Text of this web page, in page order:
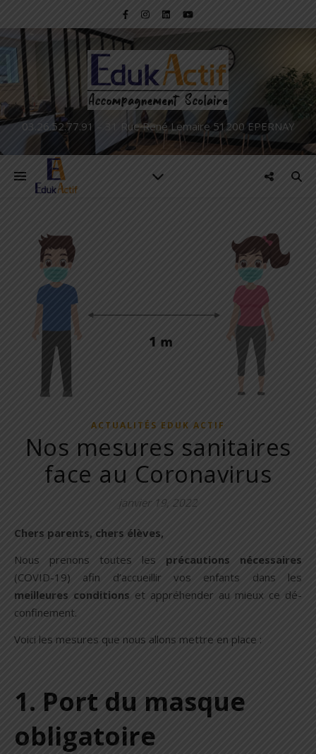
03.26.52.77.91 – 31 Rue René Lemaire 51200 EPERNAY
ACTUALITÉS EDUK ACTIF
Nos mesures sanitaires
face au Coronavirus
janvier 19, 2022
Chers parents, chers élèves,
Nous prenons toutes les précautions nécessaires
(COVID-19) afin d’accueillir vos enfants dans les
meilleures conditions et appréhender au mieux ce dé-
confinement.
Voici les mesures que nous allons mettre en place :
1. Port du masque
obligatoire